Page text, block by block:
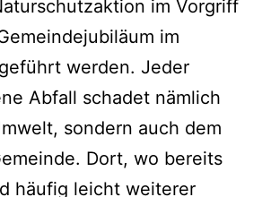
im Vorgriff
im
werden. Jeder
Abfall schadet nämlich
sondern auch dem
Dort, wo bereits
häufig leicht weiterer